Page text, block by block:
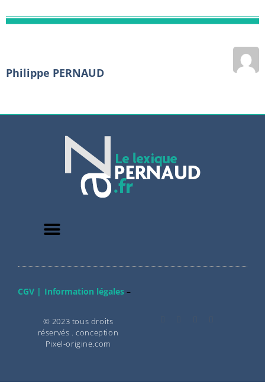
Philippe PERNAUD
CGV | Information légales–
© 2023 tous droits
réservés . conception
Pixel-origine.com